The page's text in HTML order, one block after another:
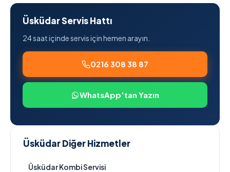
Üsküdar Servis Hattı
24 saat içinde servis için hemen arayın.
0216 308 38 87
WhatsApp'tan Yazın
Üsküdar Diğer Hizmetler
Üsküdar Kombi Servisi